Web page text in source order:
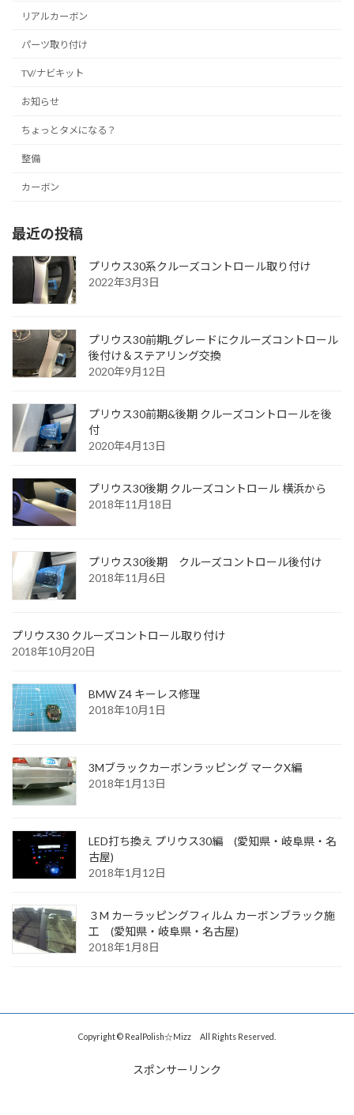
リアルカーボン
パーツ取り付け
TV/ナビキット
お知らせ
ちょっとタメになる？
整備
カーボン
最近の投稿
プリウス30系クルーズコントロール取り付け
2022年3月3日
プリウス30前期Lグレードにクルーズコントロール
後付け＆ステアリング交換
2020年9月12日
プリウス30前期&後期 クルーズコントロールを後
付
2020年4月13日
プリウス30後期 クルーズコントロール 横浜から
2018年11月18日
プリウス30後期 クルーズコントロール後付け
2018年11月6日
プリウス30 クルーズコントロール取り付け
2018年10月20日
BMW Z4 キーレス修理
2018年10月1日
3Mブラックカーボンラッピング マークX編
2018年1月13日
LED打ち換え プリウス30編 (愛知県・岐阜県・名
古屋)
2018年1月12日
３M カーラッピングフィルム カーボンブラック施
工 (愛知県・岐阜県・名古屋)
2018年1月8日
Copyright © RealPolish☆Mizz All Rights Reserved.
スポンサーリンク